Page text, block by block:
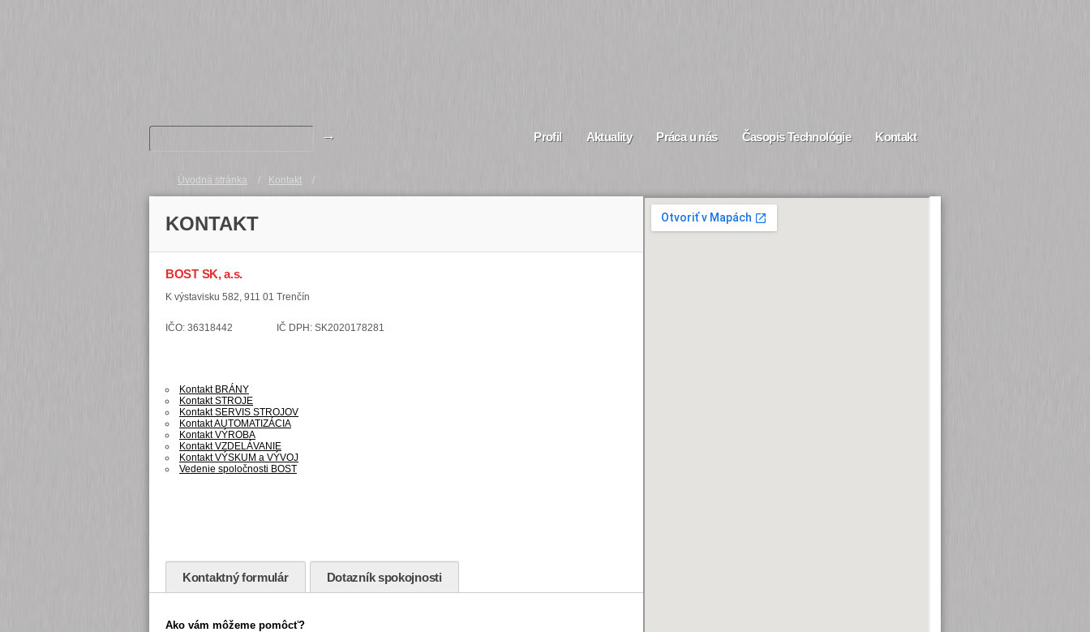
→ Profil Aktuality Práca u nás Časopis Technológie Kontakt
Úvodná stránka Kontakt
KONTAKT
BOST SK, a.s.
K výstavisku 582, 911 01 Trenčín
IČO: 36318442 IČ DPH: SK2020178281
Kontakt BRÁNY
Kontakt STROJE
Kontakt SERVIS STROJOV
Kontakt AUTOMATIZÁCIA
Kontakt VÝROBA
Kontakt VZDELÁVANIE
Kontakt VÝSKUM a VÝVOJ
Vedenie spoločnosti BOST
Kontaktný formulár Dotazník spokojnosti
Ako vám môžeme pomôcť?